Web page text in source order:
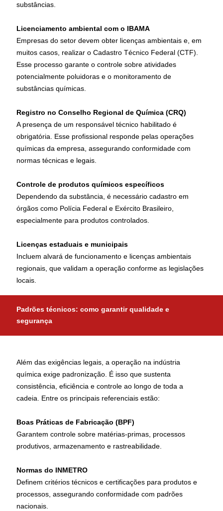
substâncias.
Licenciamento ambiental com o IBAMA
Empresas do setor devem obter licenças ambientais e, em
muitos casos, realizar o Cadastro Técnico Federal (CTF).
Esse processo garante o controle sobre atividades
potencialmente poluidoras e o monitoramento de
substâncias químicas.
Registro no Conselho Regional de Química (CRQ)
A presença de um responsável técnico habilitado é
obrigatória. Esse profissional responde pelas operações
químicas da empresa, assegurando conformidade com
normas técnicas e legais.
Controle de produtos químicos específicos
Dependendo da substância, é necessário cadastro em
órgãos como Polícia Federal e Exército Brasileiro,
especialmente para produtos controlados.
Licenças estaduais e municipais
Incluem alvará de funcionamento e licenças ambientais
regionais, que validam a operação conforme as legislações
locais.
Padrões técnicos: como garantir qualidade e
segurança
Além das exigências legais, a operação na indústria
química exige padronização. É isso que sustenta
consistência, eficiência e controle ao longo de toda a
cadeia. Entre os principais referenciais estão:
Boas Práticas de Fabricação (BPF)
Garantem controle sobre matérias-primas, processos
produtivos, armazenamento e rastreabilidade.
Normas do INMETRO
Definem critérios técnicos e certificações para produtos e
processos, assegurando conformidade com padrões
nacionais.